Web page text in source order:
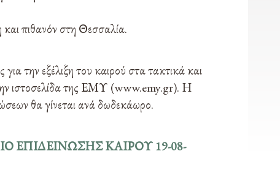
πιθανόν στη Θεσσαλία.
για την εξέλιξη του καιρού στα τακτικά και
ιστοσελίδα της ΕΜΥ (www.emy.gr). Η
θα γίνεται ανά δωδεκάωρο.
ΕΠΙΔΕΙΝΩΣΗΣ ΚΑΙΡΟΥ 19-08-